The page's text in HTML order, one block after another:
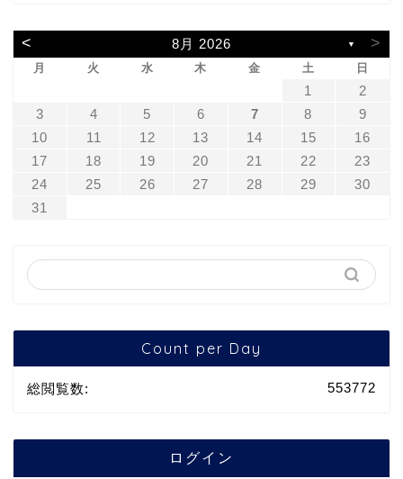
< 8月 2026 ▼ >
月 火 水 木 金 土 日
1
2
3
4 5 6 7 8
9
10
11 12 13 14 15
16
17
18 19 20 21 22
23
24
25 26 27 28 29
30
31
Count per Day
553772
総閲覧数:
ログイン